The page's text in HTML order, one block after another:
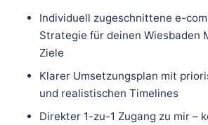
Individuell zugeschnittene e-
Strategie für deinen Wiesbaden
Ziele
Klarer Umsetzungsplan mit
und realistischen Timelines
Direkter 1-zu-1 Zugang zu mir –